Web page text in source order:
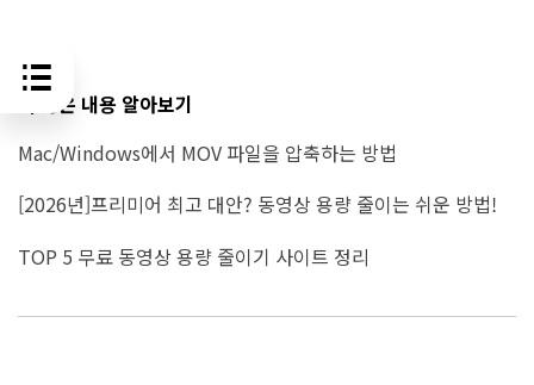
더 많은 내용 알아보기
Mac/Windows에서 MOV 파일을 압축하는 방법
[2026년]프리미어 최고 대안? 동영상 용량 줄이는 쉬운 방법!
TOP 5 무료 동영상 용량 줄이기 사이트 정리